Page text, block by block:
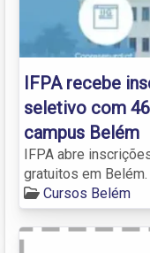
IFPA recebe
seletivo com
campus Belém
IFPA abre
gratuitos em Belém.
Cursos Belém